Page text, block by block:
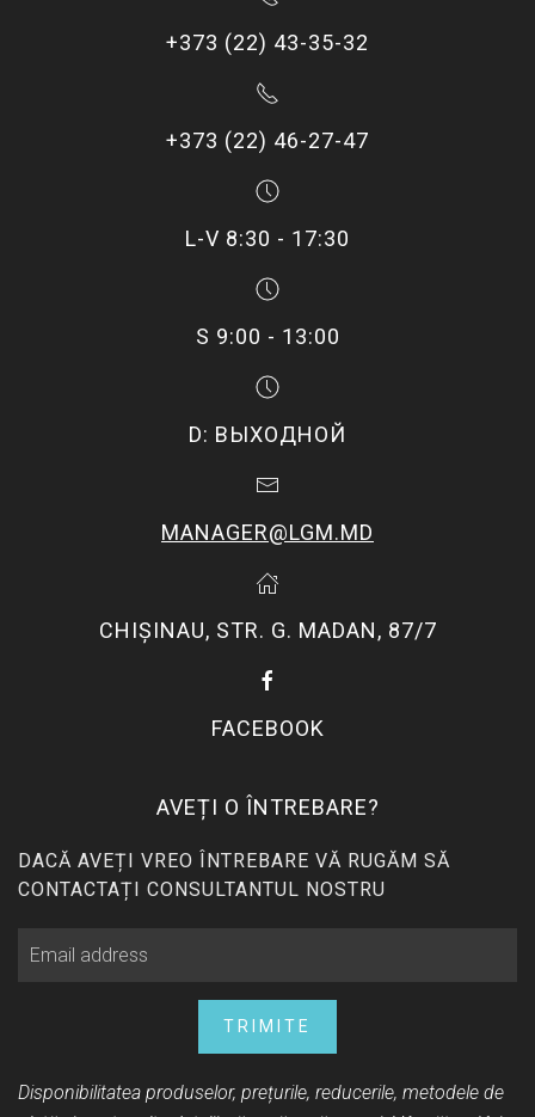
+373 (22) 43-35-32
+373 (22) 46-27-47
L-V 8:30 - 17:30
S 9:00 - 13:00
D: ВЫХОДНОЙ
MANAGER@LGM.MD
CHIŞINAU, STR. G. MADAN, 87/7
FACEBOOK
AVEȚI O ÎNTREBARE?
DACĂ AVEȚI VREO ÎNTREBARE VĂ RUGĂM SĂ
CONTACTAȚI CONSULTANTUL NOSTRU
TRIMITE
Disponibilitatea produselor, prețurile, reducerile, metodele de